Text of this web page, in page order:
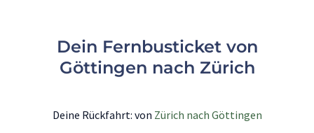
Dein Fernbusticket von
Göttingen nach Zürich
Deine Rückfahrt: von Zürich nach Göttingen